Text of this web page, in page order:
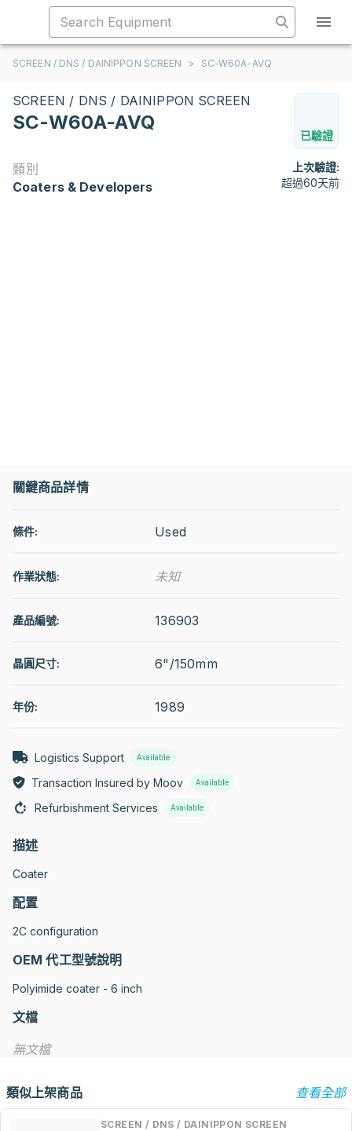
SCREEN / DNS / DAINIPPON SCREEN > SC-W60A-AVQ
SCREEN / DNS / DAINIPPON SCREEN
SC-W60A-AVQ
已驗證
類別
Coaters & Developers
上次驗證:
超過60天前
關鍵商品詳情
條件: Used
作業狀態: 未知
產品編號: 136903
晶圓尺寸: 6"/150mm
年份: 1989
Logistics Support Available
Transaction Insured by Moov Available
Refurbishment Services Available
描述
Coater
配置
2C configuration
OEM 代工型號說明
Polyimide coater - 6 inch
文檔
無文檔
類似上架商品 查看全部
SCREEN / DNS / DAINIPPON SCREEN